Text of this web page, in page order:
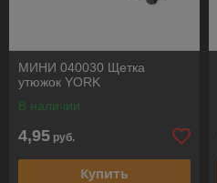
МИНИ 040030 Щетка
утюжок YORK
В наличии
4,95 руб.
Купить